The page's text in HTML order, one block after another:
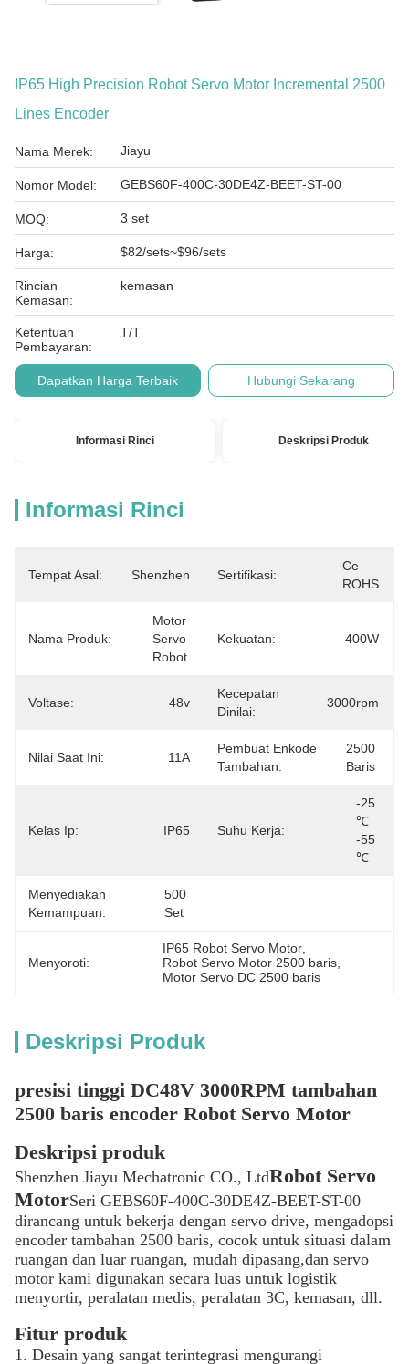
IP65 High Precision Robot Servo Motor Incremental 2500
Lines Encoder
Nama Merek: Jiayu
Nomor Model: GEBS60F-400C-30DE4Z-BEET-ST-00
MOQ: 3 set
Harga: $82/sets~$96/sets
Rincian
Kemasan:
kemasan
Ketentuan
Pembayaran:
T/T
Dapatkan Harga Terbaik Hubungi Sekarang
Informasi Rinci Deskripsi Produk
Informasi Rinci
Tempat Asal: Shenzhen Sertifikasi:
Ce
ROHS
Nama Produk:
Motor
Servo
Robot
Kekuatan: 400W
Voltase: 48v
Kecepatan
Dinilai:
3000rpm
Nilai Saat Ini: 11A
Pembuat Enkode
Tambahan:
2500
Baris
Kelas Ip: IP65 Suhu Kerja:
-25
℃
-55
℃
Menyediakan
Kemampuan:
500
Set
Menyoroti:
IP65 Robot Servo Motor
Robot Servo Motor 2500 baris
Motor Servo DC 2500 baris
Deskripsi Produk
presisi tinggi DC48V 3000RPM tambahan
2500 baris encoder Robot Servo Motor
Deskripsi produk
Shenzhen Jiayu Mechatronic CO., LtdRobot Servo
MotorSeri GEBS60F-400C-30DE4Z-BEET-ST-00
dirancang untuk bekerja dengan servo drive, mengadopsi
encoder tambahan 2500 baris, cocok untuk situasi dalam
ruangan dan luar ruangan, mudah dipasang,dan servo
motor kami digunakan secara luas untuk logistik
menyortir, peralatan medis, peralatan 3C, kemasan, dll.
Fitur produk
1. Desain yang sangat terintegrasi mengurangi